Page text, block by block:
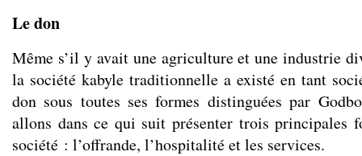
Le don
Même s’il y avait une agriculture et une industrie
la société kabyle traditionnelle a existé en tant
don sous toutes ses formes distinguées par
allons dans ce qui suit présenter trois principales
société : l’offrande, l’hospitalité et les services.